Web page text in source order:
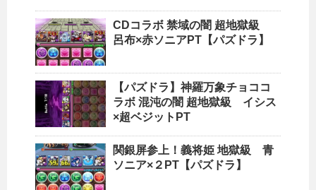
CDコラボ 禁域の闇 超地獄級
呂布×赤ソニアPT【パズドラ】
【パズドラ】神羅万象チョココ
ラボ 混沌の闇 超地獄級 イシス
×超ベジットPT
関銀屏参上！義将姫 地獄級 青
ソニア×２PT【パズドラ】